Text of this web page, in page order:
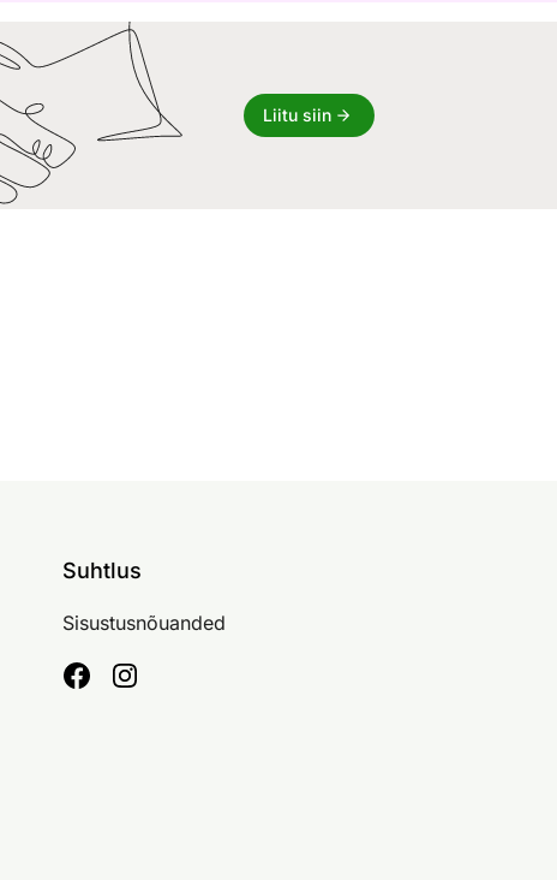
Liitu siin
Suhtlus
Sisustusnõuanded